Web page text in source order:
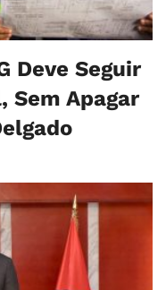
Deve Seguir
Sem Apagar